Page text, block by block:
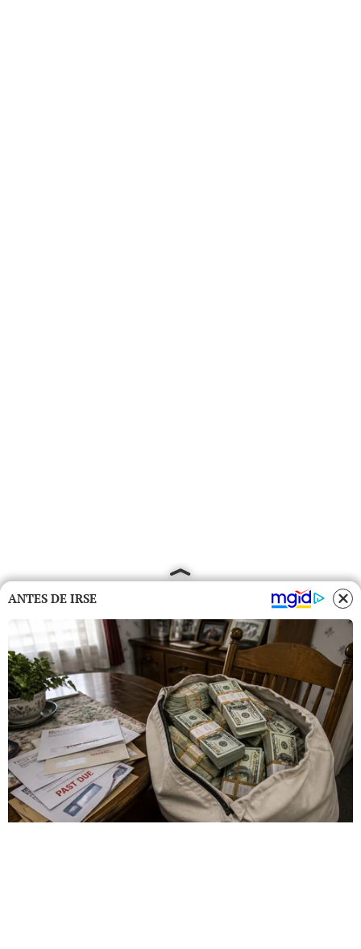
ANTES DE IRSE